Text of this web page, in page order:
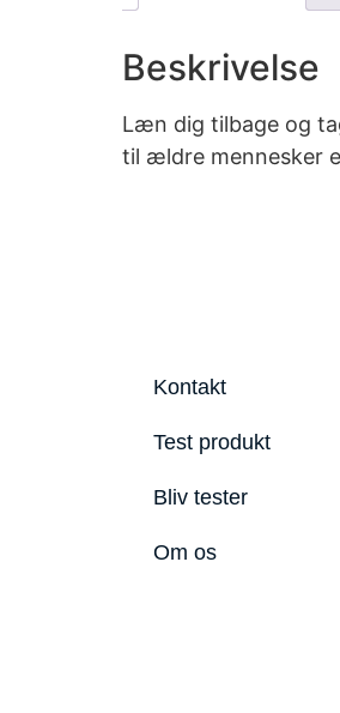
Beskrivelse
Læn dig tilbage og
til ældre mennesker
Kontakt
Test produkt
Bliv tester
Om os